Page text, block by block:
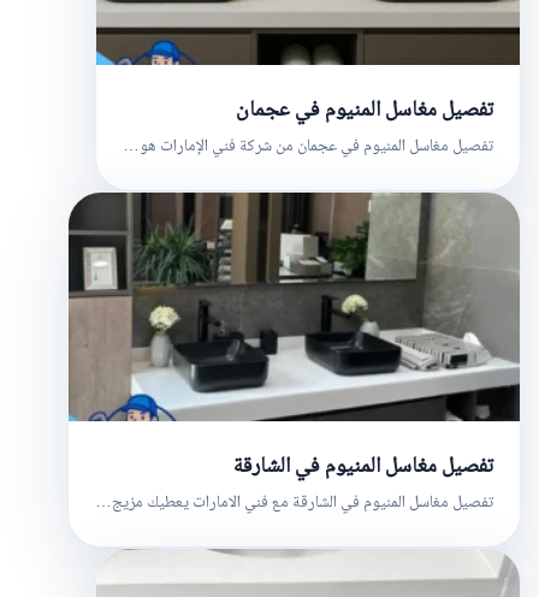
تفصيل مغاسل المنيوم في عجمان
تفصيل مغاسل المنيوم في عجمان من شركة فني الإمارات هو…
تفصيل مغاسل المنيوم في الشارقة
تفصيل مغاسل المنيوم في الشارقة مع فني الامارات يعطيك مزيج…